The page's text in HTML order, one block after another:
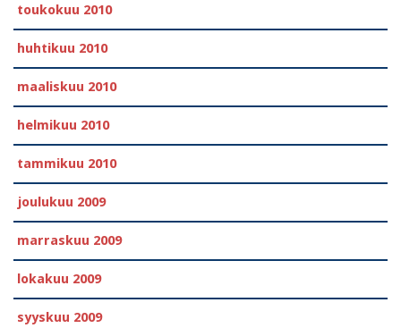
toukokuu 2010
huhtikuu 2010
maaliskuu 2010
helmikuu 2010
tammikuu 2010
joulukuu 2009
marraskuu 2009
lokakuu 2009
syyskuu 2009